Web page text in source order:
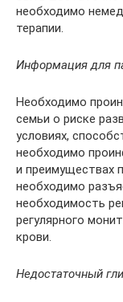
необходимо
терапии.
Информация для
Необходимо
семьи о риске
условиях,
необходимо
и преимуществах
необходимо
необходимость
регулярного
крови.
Недостаточный